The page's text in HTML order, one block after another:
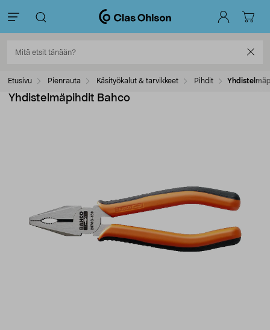
Etusivu Pienrauta Käsityökalut & tarvikkeet Pihdit
Yhdistelmäpihdit Bahco